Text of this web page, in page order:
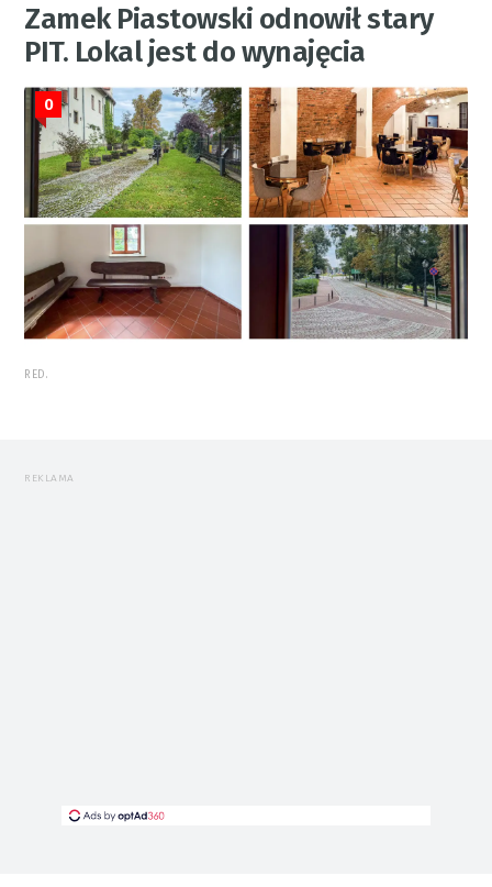
Zamek Piastowski odnowił stary
PIT. Lokal jest do wynajęcia
0
RED.
REKLAMA